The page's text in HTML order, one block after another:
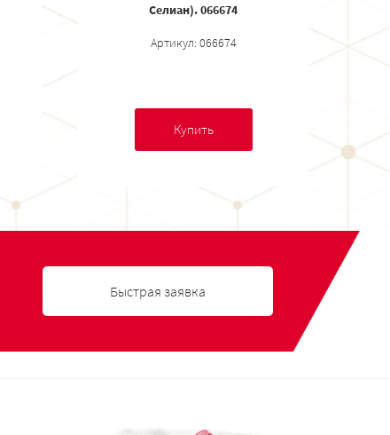
Селиан). 066674
Артикул: 066674
Купить
Быстрая заявка